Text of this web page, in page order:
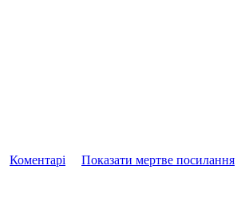
Коментарі Показати мертве посилання